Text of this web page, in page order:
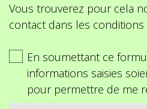
Vous trouverez pour cela
contact dans les
En soumettant ce
informations saisies
pour permettre de me